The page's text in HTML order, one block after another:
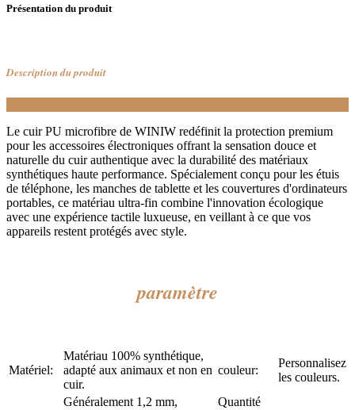
Présentation du produit
Description du produit
Le cuir PU microfibre de WINIW redéfinit la protection premium
pour les accessoires électroniques offrant la sensation douce et
naturelle du cuir authentique avec la durabilité des matériaux
synthétiques haute performance. Spécialement conçu pour les étuis
de téléphone, les manches de tablette et les couvertures d'ordinateurs
portables, ce matériau ultra-fin combine l'innovation écologique
avec une expérience tactile luxueuse, en veillant à ce que vos
appareils restent protégés avec style.
paramètre
Matériel:
Matériau 100% synthétique,
adapté aux animaux et non en
cuir.
couleur:
Personnalisez
les couleurs.
Généralement 1,2 mm,
Quantité